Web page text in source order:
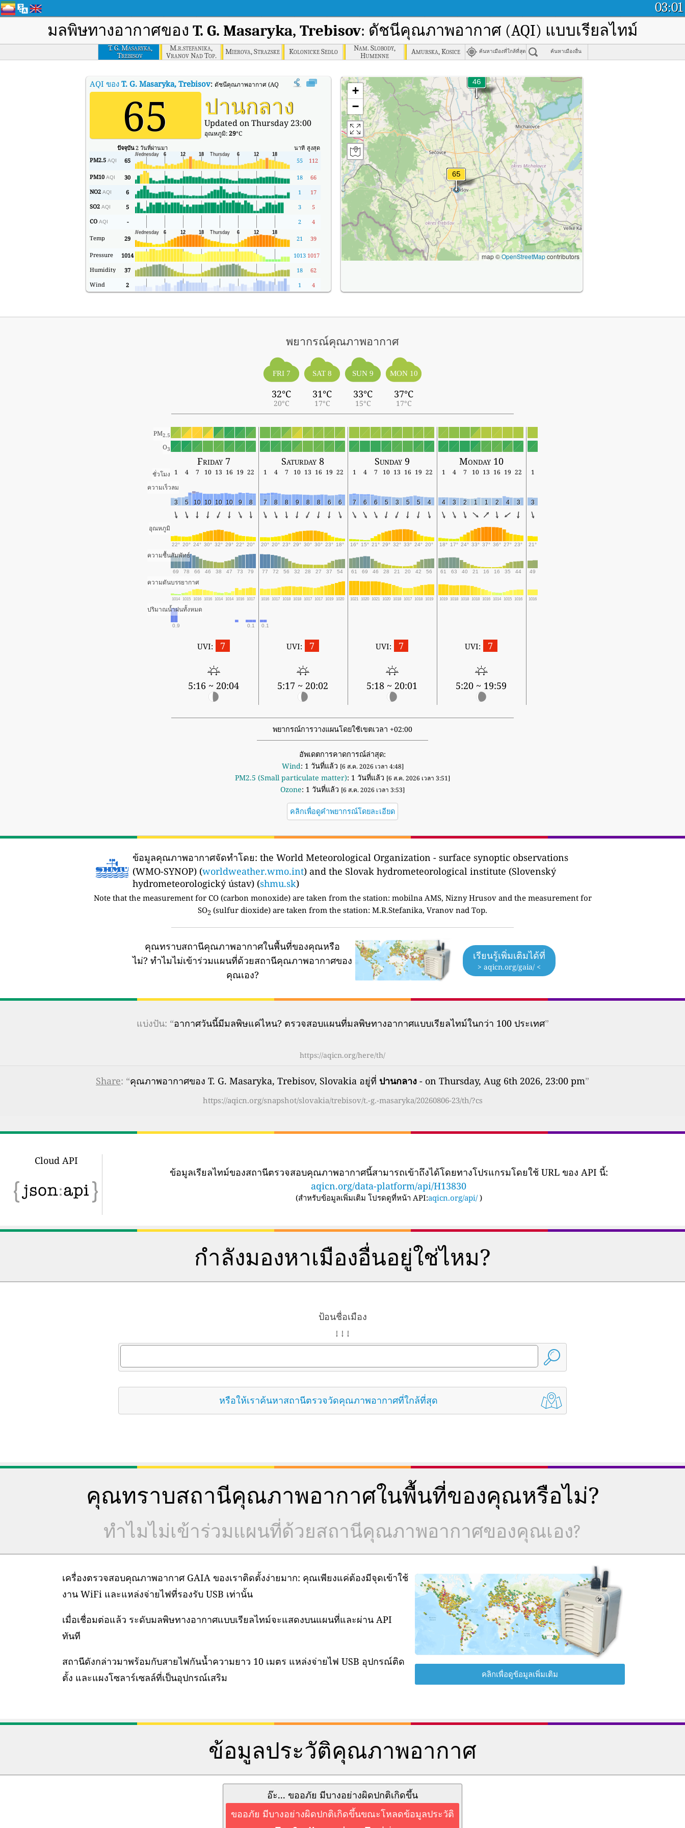
03:01
มลพิษทางอากาศของ T. G. Masaryka, Trebisov: ดัชนีคุณภาพอากาศ (AQI) แบบเรียลไทม์
T. G. Masaryka,
Trebisov
M.r.stefanika,
Vranov Nad Top.
Mierova, Strazske Kolonicke Sedlo
Nam. Slobody,
Humenne
Amurska, Kosice ค้นหาเมืองที่ใกล้ที่สุด ค้นหาเมืองอื่น
AQI ของ T. G. Masaryka, Trebisov: ดัชนีคุณภาพอากาศ (AQI) แบบเรียลไทม์ของ T. G. Masaryka, Trebisov
65 ปานกลาง
Updated on Thursday 23:00
อุณหภูมิ:29°C
ปัจจุบัน2 วันที่ผ่านมา นาที สูงสุด
PM2.5 AQI 65 55 112
PM10 AQI 30 18
66
NO2 AQI 6 1
17
SO2 AQI 5 3
5
CO AQI - 2 4
Temp 29 21 39
Pressure 1014 1013 1017
Humidity
37 18
62
Wind
2 1 4
+
−
map ©OpenStreetMapcontributors
พยากรณ์คุณภาพอากาศ
FRI 7
32°C
20°C
SAT 8
31°C
17°C
SUN 9
33°C
15°C
MON 10
37°C
17°C
PM2.5
O3
Friday 7 Saturday 8 Sunday 9 Monday 10
ชั่วโมง 1 4 7 10 13 16 19 22 1 4 7 10 13 16 19 22 1 4 7 10 13 16 19 22 1 4 7 10 13 16 19 22
1
ความเร็วลม
3 5 10 10 10 10 9 8 7 8 8 9 8 8 6 6 7 6 6 5 3 5 5 4 4 3 2 1 1 2 4 3 3
อุณหภูมิ
22° 20° 24° 30° 32° 29° 22° 20° 20° 20° 23° 29° 30° 30° 23° 18° 16° 15° 21° 29° 32° 33° 24° 20° 18° 17° 24° 33° 37° 36° 27° 23° 21°
ความชื้นสัมพัทธ์
69 78 66 46 38 47 73 79 77 72 56 32 28 27 37 54 61 69 46 28 21 20 42 56 61 63 40 21 16 16 35 44 49
ความดันบรรยากาศ
1014 1015 1016 1016 1014 1014 1016 1017 1016 1017 1018 1018 1017 1017 1019 1020 1021 1020 1021 1020 1018 1017 1018 1019 1019 1018 1018 1018 1016 1014 1015 1016 1016
ปริมาณน้ำฝนทั้งหมด
0.9 0.1 0.1
UVI: 7
5:16 ~ 20:04
UVI: 7
5:17 ~ 20:02
UVI: 7
5:18 ~ 20:01
UVI: 7
5:20 ~ 19:59
พยากรณ์การวางแผนโดยใช้เขตเวลา +02:00
อัพเดตการคาดการณ์ล่าสุด:
Wind: 1 วันที่แล้ว [6 ส.ค. 2026 เวลา 4:48]
PM2.5 (Small particulate matter): 1 วันที่แล้ว [6 ส.ค. 2026 เวลา 3:51]
Ozone: 1 วันที่แล้ว [6 ส.ค. 2026 เวลา 3:53]
คลิกเพื่อดูคำพยากรณ์โดยละเอียด
ข้อมูลคุณภาพอากาศจัดทำโดย: the World Meteorological Organization - surface synoptic observations
(WMO-SYNOP) (worldweather.wmo.int) and the Slovak hydrometeorological institute (Slovenský
hydrometeorologický ústav) (shmu.sk)
Note that the measurement for CO (carbon monoxide) are taken from the station: mobilna AMS, Nizny Hrusov and the measurement for
SO2 (sulfur dioxide) are taken from the station: M.R.Stefanika, Vranov nad Top.
คุณทราบสถานีคุณภาพอากาศในพื้นที่ของคุณหรือ
ไม่? ทำไมไม่เข้าร่วมแผนที่ด้วยสถานีคุณภาพอากาศของ
คุณเอง?
เรียนรู้เพิ่มเติมได้ที่
> aqicn.org/gaia/ <
แบ่งปัน: “อากาศวันนี้มีมลพิษแค่ไหน? ตรวจสอบแผนที่มลพิษทางอากาศแบบเรียลไทม์ในกว่า 100 ประเทศ”
https://aqicn.org/here/th/
Share: “คุณภาพอากาศของ T. G. Masaryka, Trebisov, Slovakia อยู่ที่ ปานกลาง - on Thursday, Aug 6th 2026, 23:00 pm”
https://aqicn.org/snapshot/slovakia/trebisov/t.-g.-masaryka/20260806-23/th/?cs
Cloud API
ข้อมูลเรียลไทม์ของสถานีตรวจสอบคุณภาพอากาศนี้สามารถเข้าถึงได้โดยทางโปรแกรมโดยใช้ URL ของ API นี้:
aqicn.org/data-platform/api/H13830
(สำหรับข้อมูลเพิ่มเติม โปรดดูที่หน้า API:aqicn.org/api/ )
กำลังมองหาเมืองอื่นอยู่ใช่ไหม?
ป้อนชื่อเมือง
↓ ↓ ↓
หรือให้เราค้นหาสถานีตรวจวัดคุณภาพอากาศที่ใกล้ที่สุด
คุณทราบสถานีคุณภาพอากาศในพื้นที่ของคุณหรือไม่?
ทำไมไม่เข้าร่วมแผนที่ด้วยสถานีคุณภาพอากาศของคุณเอง?
เครื่องตรวจสอบคุณภาพอากาศ GAIA ของเราติดตั้งง่ายมาก: คุณเพียงแค่ต้องมีจุดเข้าใช้
งาน WiFi และแหล่งจ่ายไฟที่รองรับ USB เท่านั้น
เมื่อเชื่อมต่อแล้ว ระดับมลพิษทางอากาศแบบเรียลไทม์จะแสดงบนแผนที่และผ่าน API
ทันที
สถานีดังกล่าวมาพร้อมกับสายไฟกันน้ำความยาว 10 เมตร แหล่งจ่ายไฟ USB อุปกรณ์ติด
ตั้ง และแผงโซลาร์เซลล์ที่เป็นอุปกรณ์เสริม
คลิกเพื่อดูข้อมูลเพิ่มเติม
ข้อมูลประวัติคุณภาพอากาศ
อ๊ะ... ขออภัย มีบางอย่างผิดปกติเกิดขึ้น
ขออภัย มีบางอย่างผิดปกติเกิดขึ้นขณะโหลดข้อมูลประวัติ